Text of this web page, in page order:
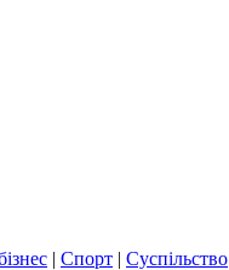
| Спорт | Суспільство